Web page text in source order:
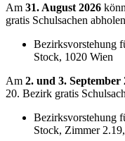
Am 31. August 2026
gratis Schulsachen
Bezirksvorstehung
Stock, 1020 Wien
Am 2. und 3. September
20. Bezirk gratis
Bezirksvorstehung
Stock, Zimmer